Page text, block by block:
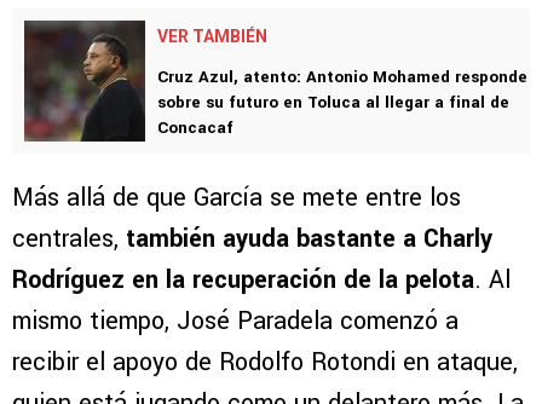
VER TAMBIÉN
Cruz Azul, atento: Antonio Mohamed responde
sobre su futuro en Toluca al llegar a final de
Concacaf
Más allá de que García se mete entre los
centrales, también ayuda bastante a Charly
Rodríguez en la recuperación de la pelota. Al
mismo tiempo, José Paradela comenzó a
recibir el apoyo de Rodolfo Rotondi en ataque,